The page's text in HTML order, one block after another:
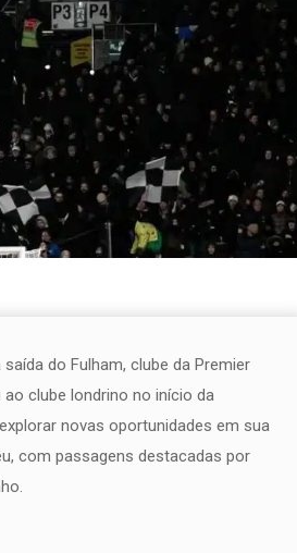
do Fulham, clube da Premier
clube londrino no início da
novas oportunidades em sua
com passagens destacadas por